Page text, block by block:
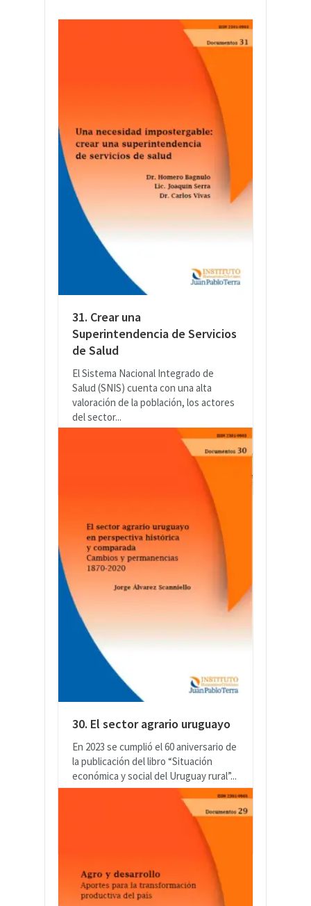
31. Crear una
Superintendencia de Servicios
de Salud
El Sistema Nacional Integrado de
Salud (SNIS) cuenta con una alta
valoración de la población, los actores
del sector...
30. El sector agrario uruguayo
En 2023 se cumplió el 60 aniversario de
la publicación del libro “Situación
económica y social del Uruguay rural”...